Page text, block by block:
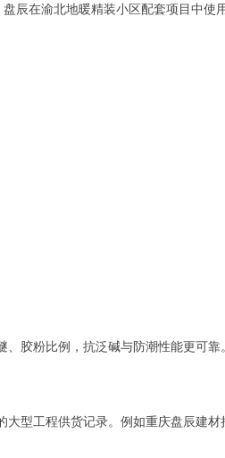
辰在渝北地暖精装小区配套项目中使
胶粉比例，抗泛碱与防潮性能更可靠。
大型工程供货记录。例如重庆盘辰建材